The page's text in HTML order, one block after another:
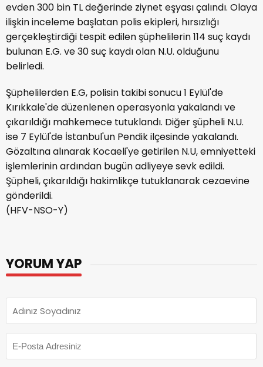
evden 300 bin TL değerinde ziynet eşyası çalındı. Olaya
ilişkin inceleme başlatan polis ekipleri, hırsızlığı
gerçekleştirdiği tespit edilen şüphelilerin 114 suç kaydı
bulunan E.G. ve 30 suç kaydı olan N.U. olduğunu
belirledi.
Şüphelilerden E.G, polisin takibi sonucu 1 Eylül'de
Kırıkkale'de düzenlenen operasyonla yakalandı ve
çıkarıldığı mahkemece tutuklandı. Diğer şüpheli N.U.
ise 7 Eylül'de İstanbul'un Pendik ilçesinde yakalandı.
Gözaltına alınarak Kocaeli'ye getirilen N.U, emniyetteki
işlemlerinin ardından bugün adliyeye sevk edildi.
Şüpheli, çıkarıldığı hakimlikçe tutuklanarak cezaevine
gönderildi.
(HFV-NSO-Y)
YORUM YAP